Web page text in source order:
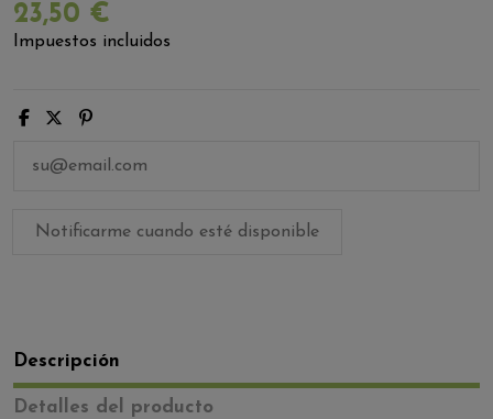
23,50 €
Impuestos incluidos
Descripción
Detalles del producto